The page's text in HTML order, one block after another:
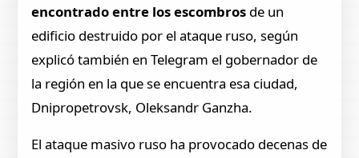
encontrado entre los escombros de un
edificio destruido por el ataque ruso, según
explicó también en Telegram el gobernador de
la región en la que se encuentra esa ciudad,
Dnipropetrovsk, Oleksandr Ganzha.
El ataque masivo ruso ha provocado decenas de